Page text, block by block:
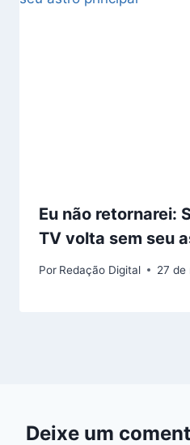
Eu não retornarei:
TV volta sem seu
Por Redação Digital 27 de
Deixe um